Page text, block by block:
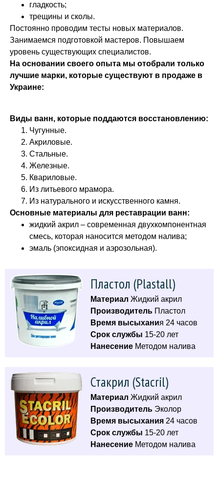
гладкость;
трещины и сколы.
Постоянно проводим тесты новых материалов.
Занимаемся подготовкой мастеров. Повышаем
уровень существующих специалистов.
На основании своего опыта мы отобрали только
лучшие марки, которые существуют в продаже в
Украине:
Виды ванн, которые поддаются восстановлению:
Чугунные.
Акриловые.
Стальные.
Железные.
Квариловые.
Из литьевого мрамора.
Из натурального и искусственного камня.
Основные материалы для реставрации ванн:
жидкий акрил – современная двухкомпонентная
смесь, которая наносится методом налива;
эмаль (эпоксидная и аэрозольная).
Пластол (Plastall)
Материал Жидкий акрил
Производитель Пластол
Время высыхания 24 часов
Срок службы 15-20 лет
Нанесение Методом налива
Стакрил (Stacril)
Материал Жидкий акрил
Производитель Эколор
Время высыхания 24 часов
Срок службы 15-20 лет
Нанесение Методом налива